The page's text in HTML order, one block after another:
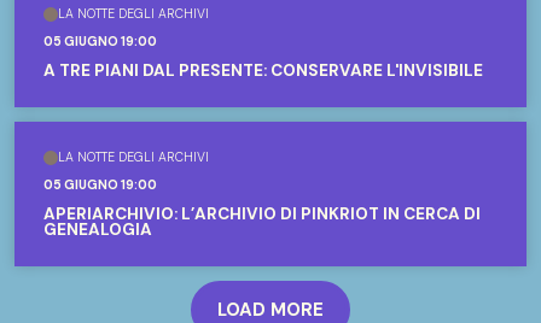
LA NOTTE DEGLI ARCHIVI
05 GIUGNO 19:00
A TRE PIANI DAL PRESENTE: CONSERVARE L'INVISIBILE
LA NOTTE DEGLI ARCHIVI
05 GIUGNO 19:00
APERIARCHIVIO: L’ARCHIVIO DI PINKRIOT IN CERCA DI
GENEALOGIA
LOAD MORE